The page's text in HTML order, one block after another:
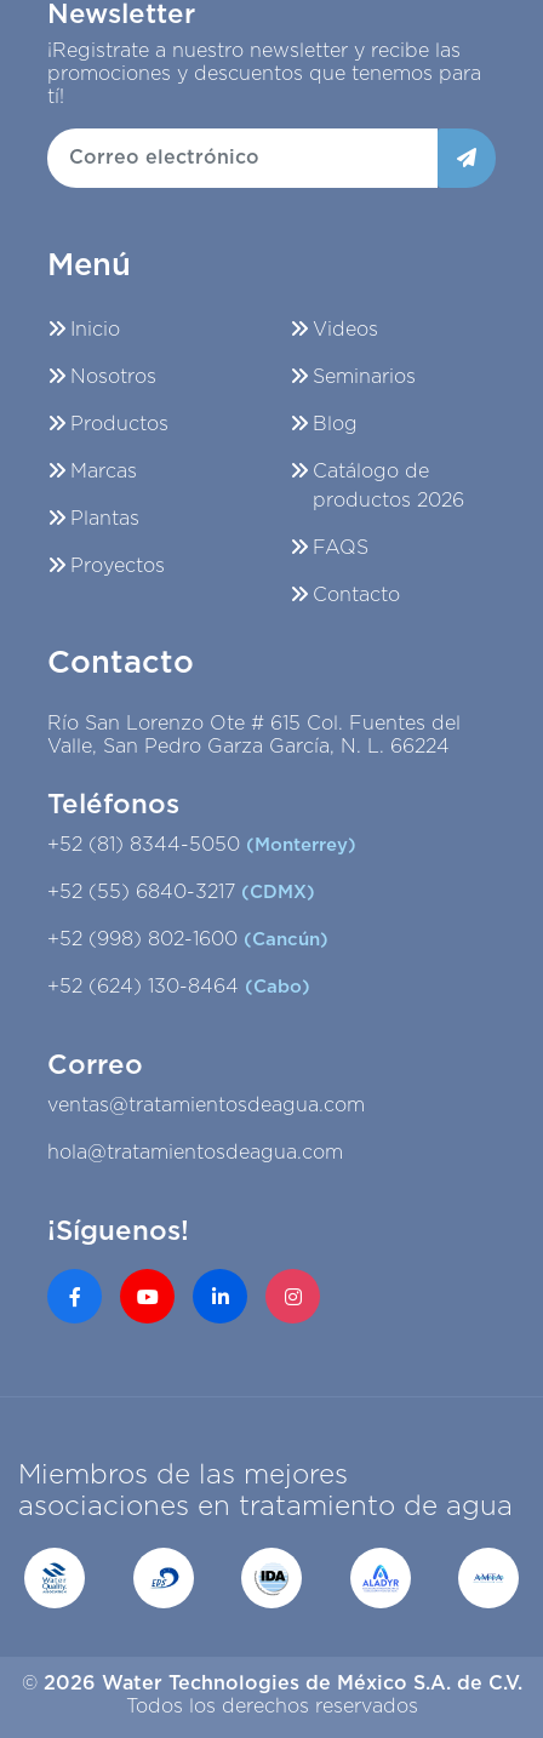
Newsletter
¡Registrate a nuestro newsletter y recibe las
promociones y descuentos que tenemos para
tí!
Menú
Inicio
Nosotros
Productos
Marcas
Plantas
Proyectos
Videos
Seminarios
Blog
Catálogo de
productos 2026
FAQS
Contacto
Contacto
Río San Lorenzo Ote # 615 Col. Fuentes del
Valle, San Pedro Garza García, N. L. 66224
Teléfonos
+52 (81) 8344-5050 (Monterrey)
+52 (55) 6840-3217 (CDMX)
+52 (998) 802-1600 (Cancún)
+52 (624) 130-8464 (Cabo)
Correo
ventas@tratamientosdeagua.com
hola@tratamientosdeagua.com
¡Síguenos!
Miembros de las mejores
asociaciones en tratamiento de agua
© 2026 Water Technologies de México S.A. de C.V.
Todos los derechos reservados